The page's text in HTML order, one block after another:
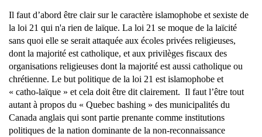
Il faut d’abord être clair sur le caractère islamophobe et sexiste de
la loi 21 qui n'a rien de laïque. La loi 21 se moque de la laïcité
sans quoi elle se serait attaquée aux écoles privées religieuses,
dont la majorité est catholique, et aux privilèges fiscaux des
organisations religieuses dont la majorité est aussi catholique ou
chrétienne. Le but politique de la loi 21 est islamophobe et
« catho-laïque » et cela doit être dit clairement. Il faut l’être tout
autant à propos du « Quebec bashing » des municipalités du
Canada anglais qui sont partie prenante comme institutions
politiques de la nation dominante de la non-reconnaissance